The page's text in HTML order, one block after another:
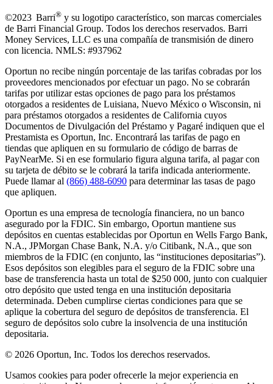
©2023 Barri® y su logotipo característico, son marcas comerciales
de Barri Financial Group. Todos los derechos reservados. Barri
Money Services, LLC es una compañía de transmisión de dinero
con licencia. NMLS: #937962
Oportun no recibe ningún porcentaje de las tarifas cobradas por los
proveedores mencionados por efectuar un pago. No se cobrarán
tarifas por utilizar estas opciones de pago para los préstamos
otorgados a residentes de Luisiana, Nuevo México o Wisconsin, ni
para préstamos otorgados a residentes de California cuyos
Documentos de Divulgación del Préstamo y Pagaré indiquen que el
Prestamista es Oportun, Inc. Encontrará las tarifas de pago en
tiendas que apliquen en su formulario de código de barras de
PayNearMe. Si en ese formulario figura alguna tarifa, al pagar con
su tarjeta de débito se le cobrará la tarifa indicada anteriormente.
Puede llamar al (866) 488-6090 para determinar las tasas de pago
que apliquen.
Oportun es una empresa de tecnología financiera, no un banco
asegurado por la FDIC. Sin embargo, Oportun mantiene sus
depósitos en cuentas establecidas por Oportun en Wells Fargo Bank,
N.A., JPMorgan Chase Bank, N.A. y/o Citibank, N.A., que son
miembros de la FDIC (en conjunto, las “instituciones depositarias”).
Esos depósitos son elegibles para el seguro de la FDIC sobre una
base de transferencia hasta un total de $250 000, junto con cualquier
otro depósito que usted tenga en una institución depositaria
determinada. Deben cumplirse ciertas condiciones para que se
aplique la cobertura del seguro de depósitos de transferencia. El
seguro de depósitos solo cubre la insolvencia de una institución
depositaria.
© 2026 Oportun, Inc. Todos los derechos reservados.
Usamos cookies para poder ofrecerle la mejor experiencia en